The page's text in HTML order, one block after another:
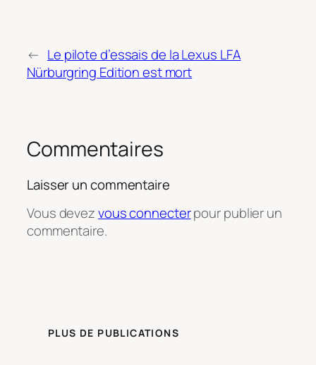
← Le pilote d’essais de la Lexus LFA
Nürburgring Edition est mort
Commentaires
Laisser un commentaire
Vous devezvous connecterpour publier un
commentaire.
PLUS DE PUBLICATIONS